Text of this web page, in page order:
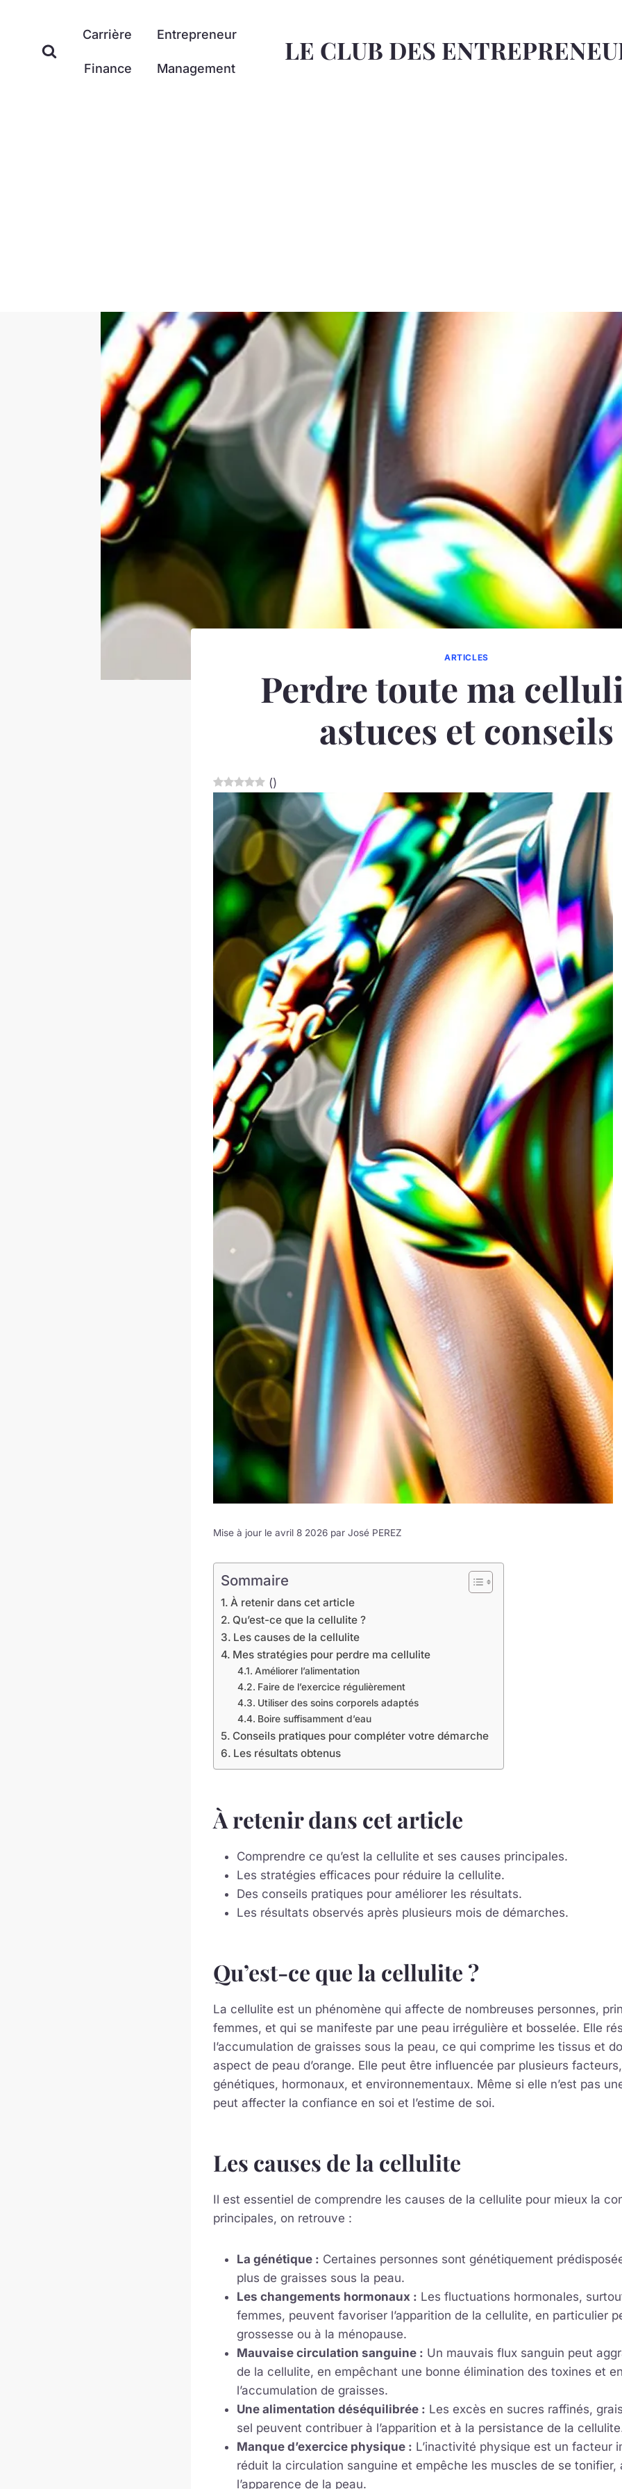
contenu
Carrière Entrepreneur
Finance Management
LE CLUB DES
ARTICLES
Perdre toute ma
astuces et conseils
()
Mise à jour le avril 8 2026 par José PEREZ
Sommaire
À retenir dans cet article
Qu’est-ce que la cellulite ?
Les causes de la cellulite
Mes stratégies pour perdre ma cellulite
Améliorer l’alimentation
Faire de l’exercice régulièrement
Utiliser des soins corporels adaptés
Boire suffisamment d’eau
Conseils pratiques pour compléter votre démarche
Les résultats obtenus
À retenir dans cet article
Comprendre ce qu’est la cellulite et ses causes principales.
Les stratégies efficaces pour réduire la cellulite.
Des conseils pratiques pour améliorer les résultats.
Les résultats observés après plusieurs mois de démarches.
Qu’est-ce que la cellulite ?
La cellulite est un phénomène qui affecte de nombreuses personnes,
femmes, et qui se manifeste par une peau irrégulière et bosselée. Elle
l’accumulation de graisses sous la peau, ce qui comprime les tissus et
aspect de peau d’orange. Elle peut être influencée par plusieurs
génétiques, hormonaux, et environnementaux. Même si elle n’est pas
peut affecter la confiance en soi et l’estime de soi.
Les causes de la cellulite
Il est essentiel de comprendre les causes de la cellulite pour mieux la
principales, on retrouve :
La génétique : Certaines personnes sont génétiquement
plus de graisses sous la peau.
Les changements hormonaux : Les fluctuations hormonales,
femmes, peuvent favoriser l’apparition de la cellulite, en particulier
grossesse ou à la ménopause.
Mauvaise circulation sanguine : Un mauvais flux sanguin peut
de la cellulite, en empêchant une bonne élimination des toxines et
l’accumulation de graisses.
Une alimentation déséquilibrée : Les excès en sucres raffinés,
sel peuvent contribuer à l’apparition et à la persistance de la
Manque d’exercice physique : L’inactivité physique est un facteur
réduit la circulation sanguine et empêche les muscles de se tonifier,
l’apparence de la peau.